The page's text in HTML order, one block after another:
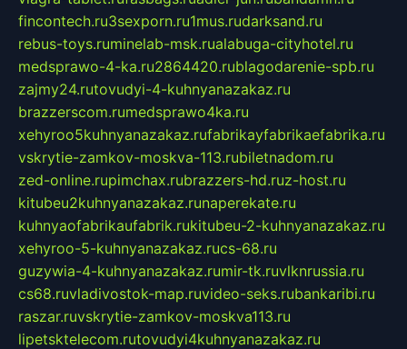
fincontech.ru3sexporn.ru1mus.rudarksand.ru
rebus-toys.ruminelab-msk.rualabuga-cityhotel.ru
medsprawo-4-ka.ru2864420.rublagodarenie-spb.ru
zajmy24.rutovudyi-4-kuhnyanazakaz.ru
brazzerscom.rumedsprawo4ka.ru
xehyroo5kuhnyanazakaz.rufabrikayfabrikaefabrika.ru
vskrytie-zamkov-moskva-113.rubiletnadom.ru
zed-online.rupimchax.rubrazzers-hd.ruz-host.ru
kitubeu2kuhnyanazakaz.runaperekate.ru
kuhnyaofabrikaufabrik.rukitubeu-2-kuhnyanazakaz.ru
xehyroo-5-kuhnyanazakaz.rucs-68.ru
guzywia-4-kuhnyanazakaz.rumir-tk.ruvlknrussia.ru
cs68.ruvladivostok-map.ruvideo-seks.rubankaribi.ru
raszar.ruvskrytie-zamkov-moskva113.ru
lipetsktelecom.rutovudyi4kuhnyanazakaz.ru